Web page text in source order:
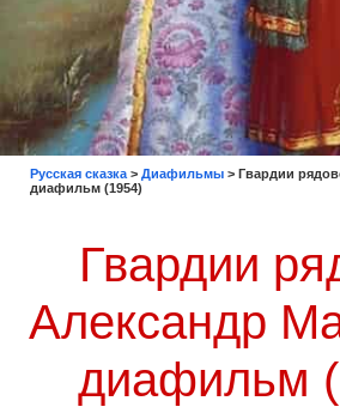
Русская сказка > Диафильмы > Гвардии
диафильм (1954)
Гвардии
Александр
диафильм